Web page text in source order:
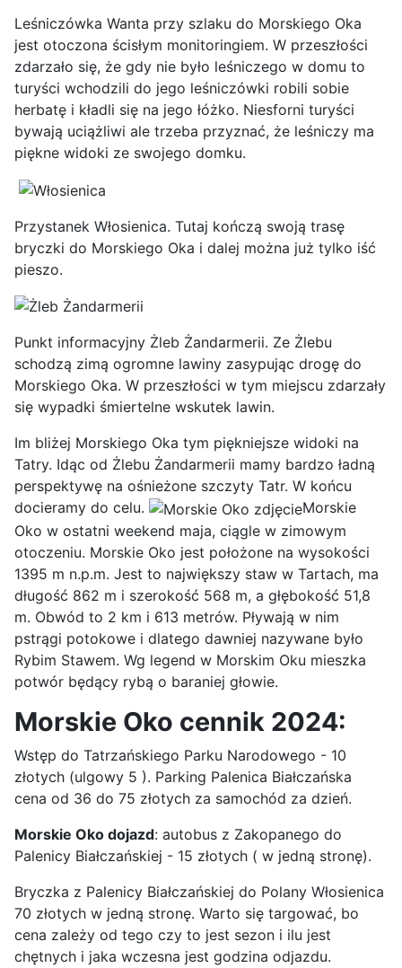
Leśniczówka Wanta przy szlaku do Morskiego Oka
jest otoczona ścisłym monitoringiem. W przeszłości
zdarzało się, że gdy nie było leśniczego w domu to
turyści wchodzili do jego leśniczówki robili sobie
herbatę i kładli się na jego łóżko. Niesforni turyści
bywają uciążliwi ale trzeba przyznać, że leśniczy ma
piękne widoki ze swojego domku.
Przystanek Włosienica. Tutaj kończą swoją trasę
bryczki do Morskiego Oka i dalej można już tylko iść
pieszo.
Punkt informacyjny Żleb Żandarmerii. Ze Żlebu
schodzą zimą ogromne lawiny zasypując drogę do
Morskiego Oka. W przeszłości w tym miejscu zdarzały
się wypadki śmiertelne wskutek lawin.
Im bliżej Morskiego Oka tym piękniejsze widoki na
Tatry. Idąc od Żlebu Żandarmerii mamy bardzo ładną
perspektywę na ośnieżone szczyty Tatr. W końcu
docieramy do celu.
Morskie
Oko w ostatni weekend maja, ciągle w zimowym
otoczeniu. Morskie Oko jest położone na wysokości
1395 m n.p.m. Jest to największy staw w Tartach, ma
długość 862 m i szerokość 568 m, a głębokość 51,8
m. Obwód to 2 km i 613 metrów. Pływają w nim
pstrągi potokowe i dlatego dawniej nazywane było
Rybim Stawem. Wg legend w Morskim Oku mieszka
potwór będący rybą o baraniej głowie.
Morskie Oko cennik 2024:
Wstęp do Tatrzańskiego Parku Narodowego - 10
złotych (ulgowy 5 ). Parking Palenica Białczańska
cena od 36 do 75 złotych za samochód za dzień.
Morskie Oko dojazd: autobus z Zakopanego do
Palenicy Białczańskiej - 15 złotych ( w jedną stronę).
Bryczka z Palenicy Białczańskiej do Polany Włosienica
70 złotych w jedną stronę. Warto się targować, bo
cena zależy od tego czy to jest sezon i ilu jest
chętnych i jaka wczesna jest godzina odjazdu.